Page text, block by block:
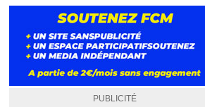
PUBLICITÉ